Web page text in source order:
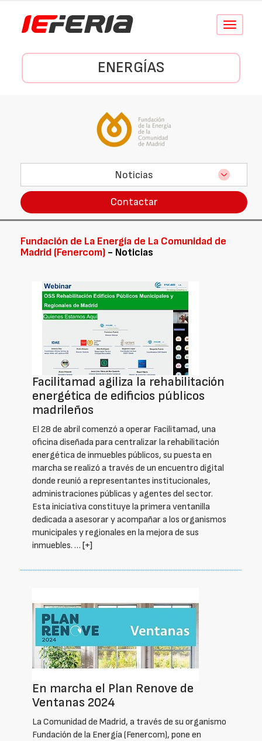
Conmutar
ENERGÍAS
Noticias
Contactar
Fundación de La Energía de La Comunidad de
Madrid (Fenercom) - Noticias
Facilitamad agiliza la rehabilitación
energética de edificios públicos
madrileños
El 28 de abril comenzó a operar Facilitamad, una
oficina diseñada para centralizar la rehabilitación
energética de inmuebles públicos, su puesta en
marcha se realizó a través de un encuentro digital
donde reunió a representantes institucionales,
administraciones públicas y agentes del sector.
Esta iniciativa constituye la primera ventanilla
dedicada a asesorar y acompañar a los organismos
municipales y regionales en la mejora de sus
inmuebles. … [+]
En marcha el Plan Renove de
Ventanas 2024
La Comunidad de Madrid, a través de su organismo
Fundación de la Energía (Fenercom), pone en